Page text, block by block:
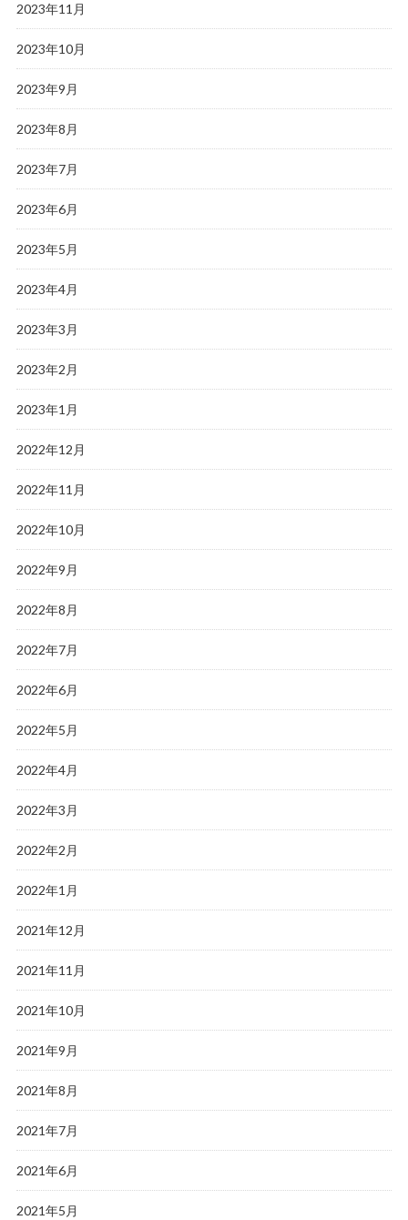
2023年11月
2023年10月
2023年9月
2023年8月
2023年7月
2023年6月
2023年5月
2023年4月
2023年3月
2023年2月
2023年1月
2022年12月
2022年11月
2022年10月
2022年9月
2022年8月
2022年7月
2022年6月
2022年5月
2022年4月
2022年3月
2022年2月
2022年1月
2021年12月
2021年11月
2021年10月
2021年9月
2021年8月
2021年7月
2021年6月
2021年5月